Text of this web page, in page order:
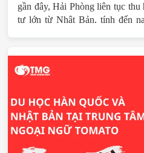
gần đây, Hải Phòng liên tục thu
tư lớn từ Nhật Bản, tính đến
điểm đến phù hợp cho mọi du
với mức phí phù hợp. Trung
chuyên đào tạo tiếng nhật dành
bản địa chỉ tin cậy